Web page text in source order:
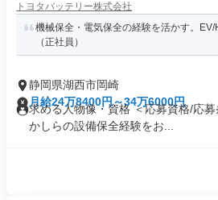
トヨタバッテリー株式会社
機械保全・電気保全の経験を活かす。
（正社員）
静岡県湖西市岡崎
月給24万8400円～34万6000円
求める人物像・資格 ＜応募資格/応
かしらの設備保全経験をお...